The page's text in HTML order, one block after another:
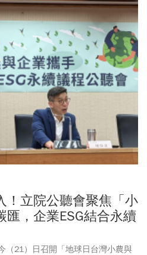
發暨招募處處長莊秀華過去曾以
是無經驗的新進技術員，剛進去的
元年薪，若有經驗者則將依照經歷
！立院公聽會聚焦「小
匯，企業ESG結合永續
（21）日召開「地球日台灣小農與